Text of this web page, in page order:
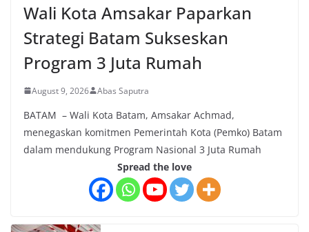
Wali Kota Amsakar Paparkan
Strategi Batam Sukseskan
Program 3 Juta Rumah
August 9, 2026 Abas Saputra
BATAM – Wali Kota Batam, Amsakar Achmad,
menegaskan komitmen Pemerintah Kota (Pemko) Batam
dalam mendukung Program Nasional 3 Juta Rumah
Spread the love